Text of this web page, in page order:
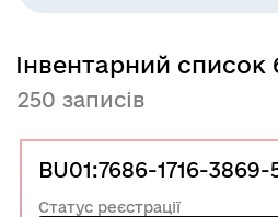
Інвентарний список
250 записів
BU01:7686-1716-3869-
Статус реєстрації